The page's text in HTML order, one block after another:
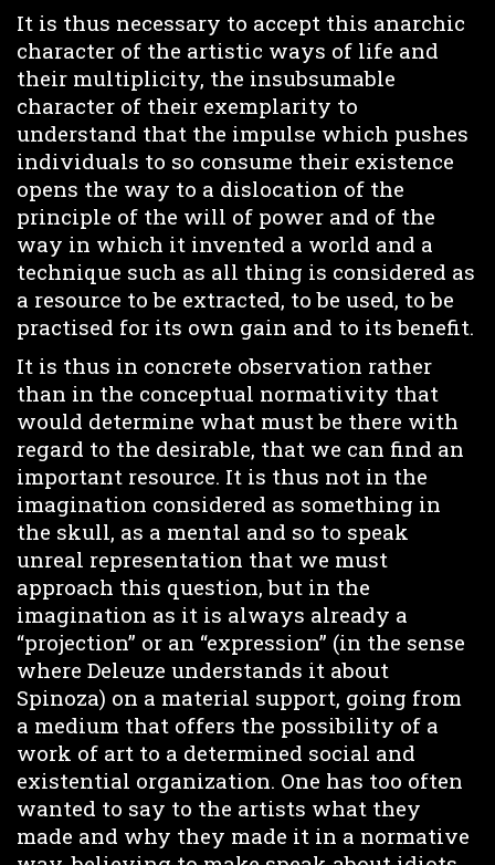
It is thus necessary to accept this anarchic
character of the artistic ways of life and
their multiplicity, the insubsumable
character of their exemplarity to
understand that the impulse which pushes
individuals to so consume their existence
opens the way to a dislocation of the
principle of the will of power and of the
way in which it invented a world and a
technique such as all thing is considered as
a resource to be extracted, to be used, to be
practised for its own gain and to its benefit.
It is thus in concrete observation rather
than in the conceptual normativity that
would determine what must be there with
regard to the desirable, that we can find an
important resource. It is thus not in the
imagination considered as something in
the skull, as a mental and so to speak
unreal representation that we must
approach this question, but in the
imagination as it is always already a
“projection” or an “expression” (in the sense
where Deleuze understands it about
Spinoza) on a material support, going from
a medium that offers the possibility of a
work of art to a determined social and
existential organization. One has too often
wanted to say to the artists what they
made and why they made it in a normative